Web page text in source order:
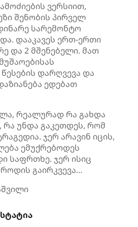
ვერსიით,
შენობის პირველ
სარემონტო
დააკავეს ერთ-ერთი
და 2 მშენებელი. მათ
დარღვევა და
ედებათ
რეალურად რა გახდა
რა უნდა გაკეთდეს, რომ
ჯერ არავინ იცის,
ემუქრებოდეს
საფრთხე. ჯერ ისიც
როდის გაირკვევა…